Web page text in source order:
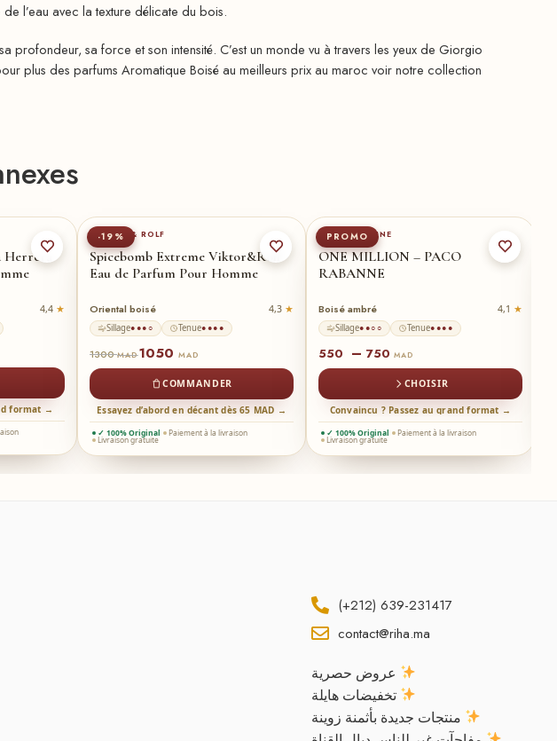
l’eau avec la texture délicate du bois.
profondeur, sa force et son intensité. C’est un monde vu à travers les yeux de Giorgio
plus des parfums Aromatique Boisé au meilleurs prix au maroc voir notre collection
Herrera
4,4
format →
-19%
VIKTOR & ROLF
Spicebomb Extreme Viktor&Rolf
Eau de Parfum Pour Homme
Oriental boisé 4,3
Sillage●●●○ Tenue●●●●
1300MAD1050 MAD
COMMANDER
Essayez d’abord en décant dès 65 MAD →
✓ 100% Original Paiement à la livraison
Livraison gratuite
PROMO
PACO RABANNE
ONE MILLION – PACO
RABANNE
Boisé ambré 4,1
Sillage●●○○ Tenue●●●●
550 – 750 MAD
CHOISIR
Convaincu ? Passez au grand format →
✓ 100% Original Paiement à la livraison
Livraison gratuite
(+212) 639-231417
contact@riha.ma
عروض حصرية
تخفيضات هايلة
منتجات جديدة بأثمنة زوينة